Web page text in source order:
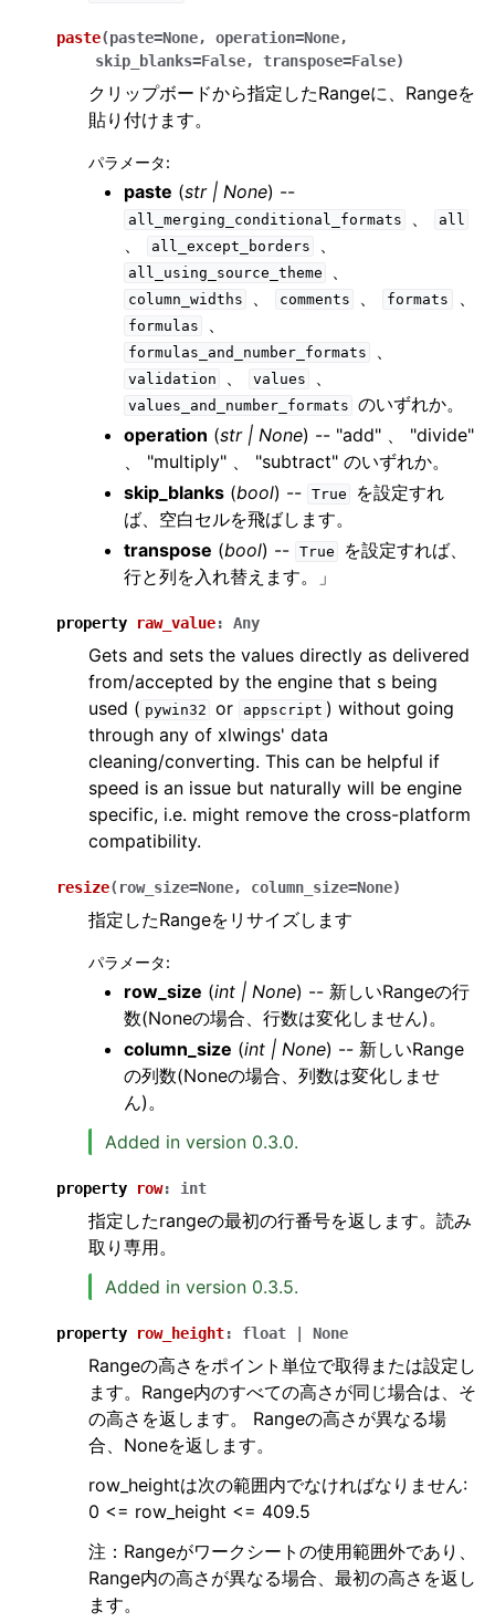
paste(paste=None, operation=None,
skip_blanks=False, transpose=False)
クリップボードから指定したRangeに、Rangeを
貼り付けます。
パラメータ:
paste (str| None) --
all_merging_conditional_formats 、 all
、 all_except_borders 、
all_using_source_theme 、
column_widths 、 comments 、 formats 、
formulas 、
formulas_and_number_formats 、
validation 、 values 、
values_and_number_formats のいずれか。
operation (str| None) -- "add" 、 "divide"
、 "multiply" 、 "subtract" のいずれか。
skip_blanks (bool) -- True
を設定すれ
ば、空白セルを飛ばします。
transpose (bool) -- True
を設定すれば、
行と列を入れ替えます。」
property raw_value: Any
Gets and sets the values directly as delivered
from/accepted by the engine that s being
used ( pywin32 or appscript ) without going
through any of xlwings' data
cleaning/converting. This can be helpful if
speed is an issue but naturally will be engine
specific, i.e. might remove the cross-platform
compatibility.
resize( row_size=None, column_size=None)
指定したRangeをリサイズします
パラメータ:
row_size (int | None) -- 新しいRangeの行
数(Noneの場合、行数は変化しません)。
column_size (int | None) -- 新しいRange
の列数(Noneの場合、列数は変化しませ
ん)。
Added in version 0.3.0.
property row: int
指定したrangeの最初の行番号を返します。読み
取り専用。
Added in version 0.3.5.
property row_height: float None
Rangeの高さをポイント単位で取得または設定し
ます。Range内のすべての高さが同じ場合は、そ
の高さを返します。 Rangeの高さが異なる場
合、Noneを返します。
row_heightは次の範囲内でなければなりません:
0 <= row_height <= 409.5
注：Rangeがワークシートの使用範囲外であり、
Range内の高さが異なる場合、最初の高さを返し
ます。